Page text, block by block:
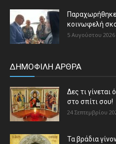
κοινωφελή
5 Αυγούστου 2026
ΔΗΜΟΦΙΛΗ ΑΡΘΡΑ
Δες τι γίνεται
στο σπίτι σου!
24 Σεπτεμβρίου
Τα βράδια